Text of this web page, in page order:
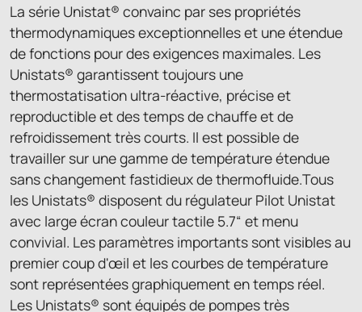
La série Unistat® convainc par ses propriétés
thermodynamiques exceptionnelles et une étendue
de fonctions pour des exigences maximales. Les
Unistats® garantissent toujours une
thermostatisation ultra-réactive, précise et
reproductible et des temps de chauffe et de
refroidissement très courts. Il est possible de
travailler sur une gamme de température étendue
sans changement fastidieux de thermofluide.Tous
les Unistats® disposent du régulateur Pilot Unistat
avec large écran couleur tactile 5.7“ et menu
convivial. Les paramètres importants sont visibles au
premier coup d'œil et les courbes de température
sont représentées graphiquement en temps réel.
Les Unistats® sont équipés de pompes très